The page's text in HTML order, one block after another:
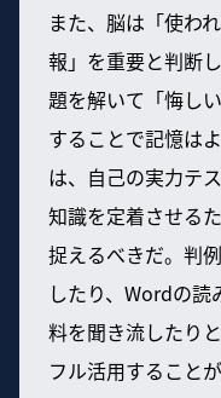
また、脳は「使わ
報」を重要と判断
題を解いて「悔し
することで記憶は
は、自己の実力テ
知識を定着させる
捉えるべきだ。判
したり、Wordの
料を聞き流したり
フル活用すること